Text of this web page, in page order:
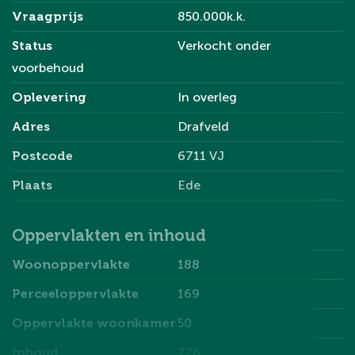
onvolledigheden of onjuistheden. Alle opgegeven
maten en oppervlakten zijn indicatief.
Vraagprijs
850.000k.k.
Status
Verkocht onder
voorbehoud
Oplevering
In overleg
Adres
Drafveld
Postcode
6711 VJ
Plaats
Ede
Oppervlakten en inhoud
Woonoppervlakte
188
Perceeloppervlakte
169
Oppervlakte woonkamer 50